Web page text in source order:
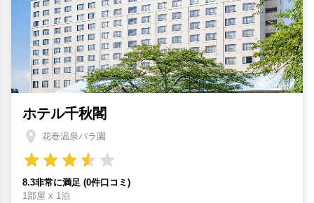
ホテル千秋閣
花巻温泉バラ園
8.3非常に満足 (0件口コミ)
1部屋 x 1泊